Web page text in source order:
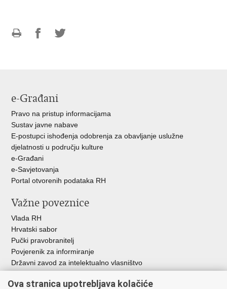
e-Građani
Pravo na pristup informacijama
Sustav javne nabave
E-postupci ishođenja odobrenja za obavljanje uslužne
djelatnosti u području kulture
e-Građani
e-Savjetovanja
Portal otvorenih podataka RH
Važne poveznice
Vlada RH
Hrvatski sabor
Pučki pravobranitelj
Povjerenik za informiranje
Državni zavod za intelektualno vlasništvo
HAKOM
Ova stranica upotrebljava kolačiće